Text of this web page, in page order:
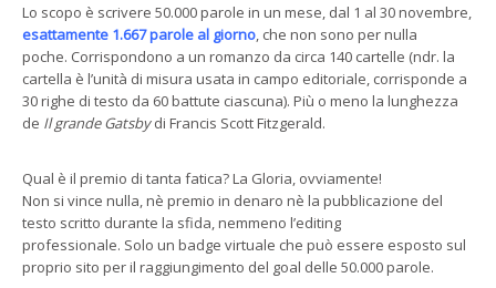
Lo scopo è scrivere 50.000 parole in un mese, dal 1 al 30 novembre,
esattamente 1.667 parole al giorno, che non sono per nulla
poche. Corrispondono a un romanzo da circa 140 cartelle (ndr. la
cartella è l’unità di misura usata in campo editoriale, corrisponde a
30 righe di testo da 60 battute ciascuna). Più o meno la lunghezza
de Il grande Gatsbydi Francis Scott Fitzgerald.
Qual è il premio di tanta fatica? La Gloria, ovviamente!
Non si vince nulla, nè premio in denaro nè la pubblicazione del
testo scritto durante la sfida, nemmeno l’editing
professionale. Solo un badge virtuale che può essere esposto sul
proprio sito per il raggiungimento del goal delle 50.000 parole.